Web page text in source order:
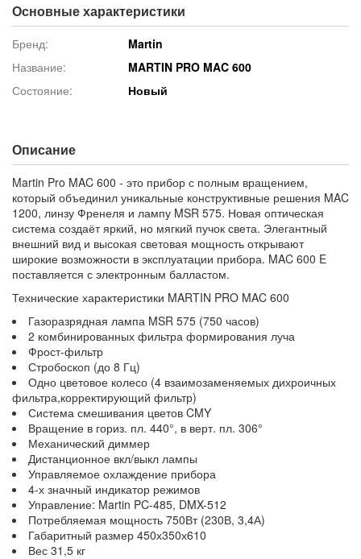
Основные характеристики
Бренд:
Martin
Название:
MARTIN PRO MAC 600
Состояние:
Новый
Описание
Martin Pro MAC 600 - это прибор с полным вращением,
который объединил уникальные конструктивные решения MAC
1200, линзу Френеля и лампу MSR 575. Новая оптическая
система создаёт яркий, но мягкий пучок света. Элегантный
внешний вид и высокая световая мощность открывают
широкие возможности в эксплуатации прибора. MAC 600 E
поставляется с электронным балластом.
Технические характеристики MARTIN PRO MAC 600
Газоразрядная лампа MSR 575 (750 часов)
2 комбинированных фильтра формирования луча
Фрост-фильтр
Стробоскоп (до 8 Гц)
Одно цветовое колесо (4 взаимозаменяемых дихроичных
фильтра,корректирующий фильтр)
Система смешивания цветов CMY
Вращение в гориз. пл. 440°, в верт. пл. 306°
Механический диммер
Дистанционное вкл/выкл лампы
Управляемое охлаждение прибора
4-х значный индикатор режимов
Управление: Martin PC-485, DMX-512
Потребляемая мощность 750Вт (230В, 3,4А)
Габаритный размер 450х350х610
Вес 31,5 кг